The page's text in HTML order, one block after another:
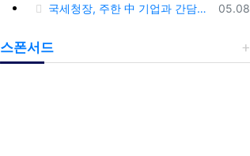
등록일
05.08
국세청장, 주한 中 기업과 간담회…“차별없는 공정과세 약속”
스폰서드